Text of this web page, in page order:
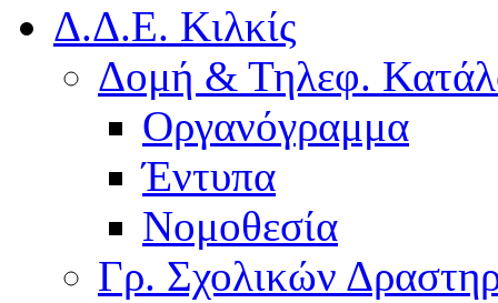
Δ.Δ.Ε. Κιλκίς
Δομή & Τηλεφ.
Οργανόγραμμα
Έντυπα
Νομοθεσία
Γρ. Σχολικών